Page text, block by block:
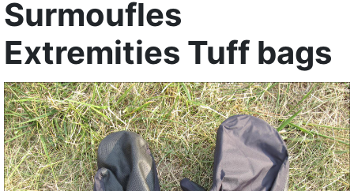
Surmoufles
Extremities Tuff bags